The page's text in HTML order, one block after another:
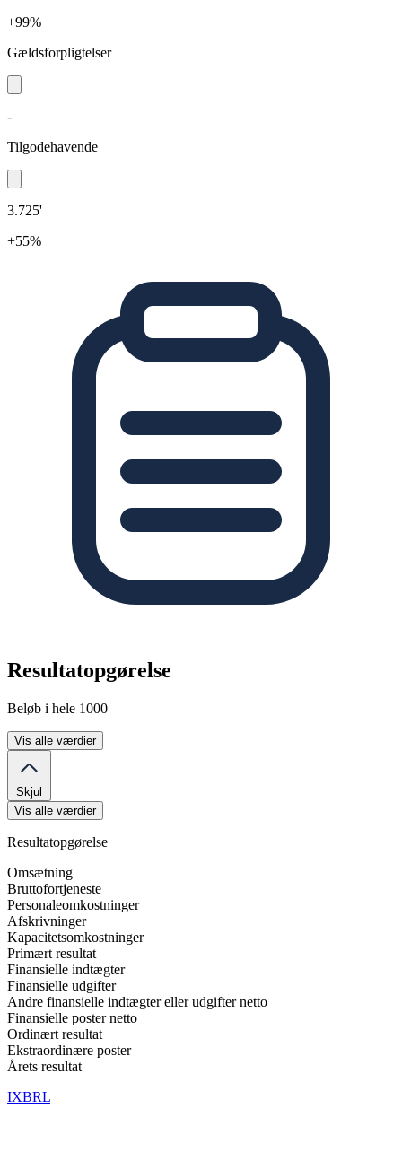
+99%
Gældsforpligtelser
-
Tilgodehavende
3.725'
+55%
Resultatopgørelse
Beløb i hele 1000
Vis alle værdier
Skjul
Vis alle værdier
Resultatopgørelse
Omsætning
Bruttofortjeneste
Personaleomkostninger
Afskrivninger
Kapacitetsomkostninger
Primært resultat
Finansielle indtægter
Finansielle udgifter
Andre finansielle indtægter eller udgifter netto
Finansielle poster netto
Ordinært resultat
Ekstraordinære poster
Årets resultat
IXBRL